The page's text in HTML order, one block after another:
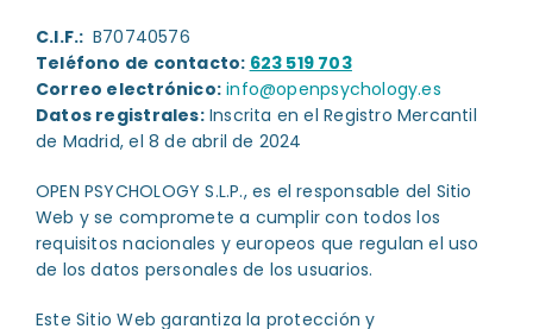
C.I.F.: B70740576
Teléfono de contacto: 623 519 703
Correo electrónico: info@openpsychology.es
Datos registrales:Inscrita en el Registro Mercantil
de Madrid, el 8 de abril de 2024
OPEN PSYCHOLOGY S.L.P., es el responsable del Sitio
Web y se compromete a cumplir con todos los
requisitos nacionales y europeos que regulan el uso
de los datos personales de los usuarios.
Este Sitio Web garantiza la protección y